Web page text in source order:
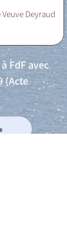
Deyraud
FdF avec
(Acte